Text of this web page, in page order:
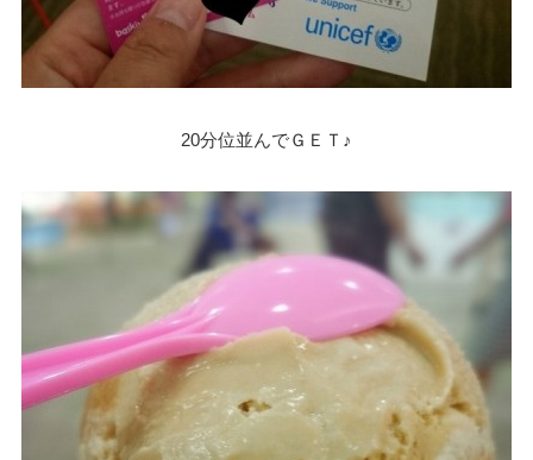
20分位並んでＧＥＴ♪